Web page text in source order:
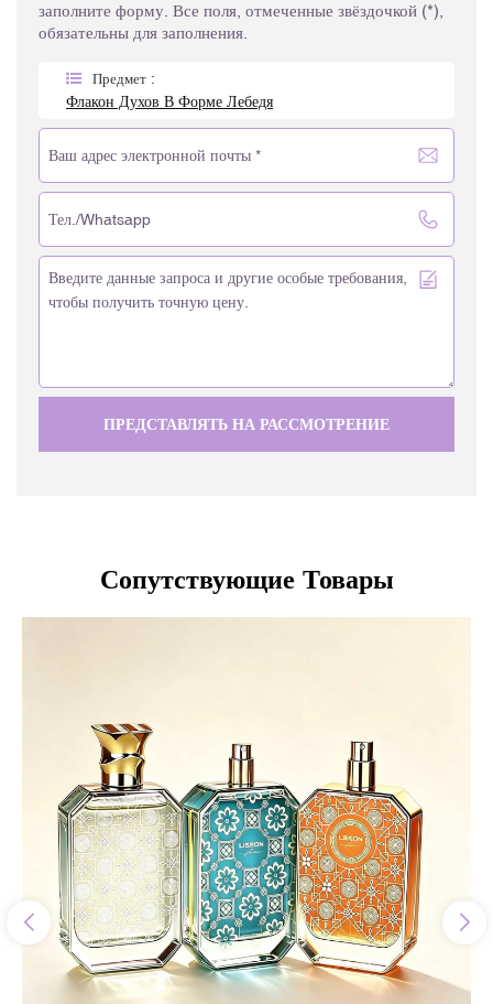
заполните форму. Все поля, отмеченные звёздочкой (*),
обязательны для заполнения.
Предмет :
Флакон Духов В Форме Лебедя
ПРЕДСТАВЛЯТЬ НА РАССМОТРЕНИЕ
Сопутствующие Товары